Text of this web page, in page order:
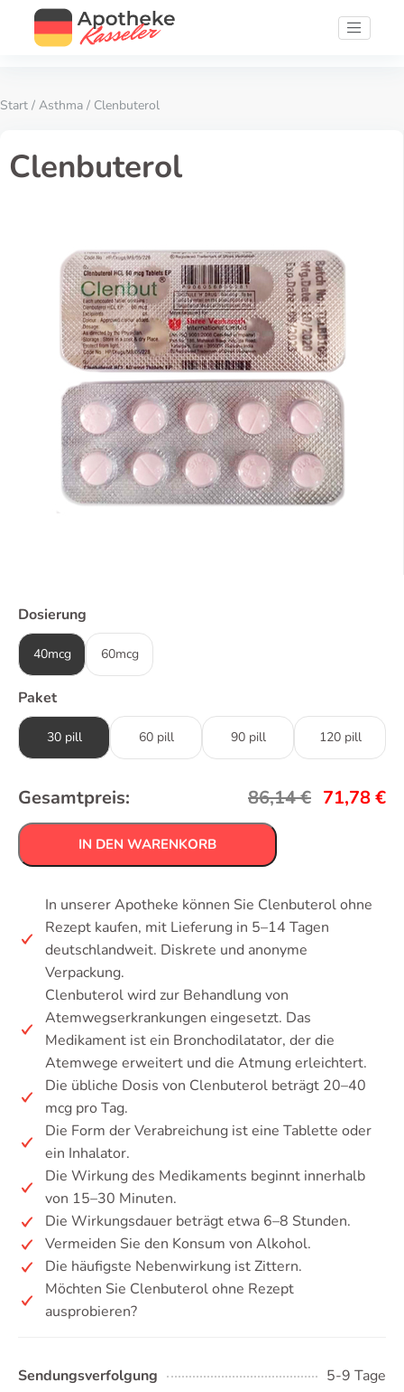
Start / Asthma / Clenbuterol
Clenbuterol
Dosierung
40mcg 60mcg
Paket
30 pill 60 pill 90 pill 120 pill
Gesamtpreis: 86,14€ 71,78€
IN DEN WARENKORB
In unserer Apotheke können Sie Clenbuterol ohne
Rezept kaufen, mit Lieferung in 5–14 Tagen
deutschlandweit. Diskrete und anonyme
Verpackung.
Clenbuterol wird zur Behandlung von
Atemwegserkrankungen eingesetzt. Das
Medikament ist ein Bronchodilatator, der die
Atemwege erweitert und die Atmung erleichtert.
Die übliche Dosis von Clenbuterol beträgt 20–40
mcg pro Tag.
Die Form der Verabreichung ist eine Tablette oder
ein Inhalator.
Die Wirkung des Medikaments beginnt innerhalb
von 15–30 Minuten.
Die Wirkungsdauer beträgt etwa 6–8 Stunden.
Vermeiden Sie den Konsum von Alkohol.
Die häufigste Nebenwirkung ist Zittern.
Möchten Sie Clenbuterol ohne Rezept
ausprobieren?
Sendungsverfolgung
5-9 Tage